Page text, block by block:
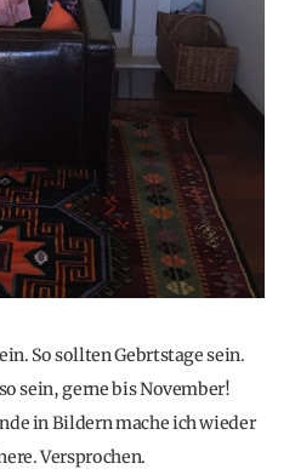
So sollten Gebrtstage sein.
sein, gerne bis November!
in Bildern mache ich wieder
Versprochen.